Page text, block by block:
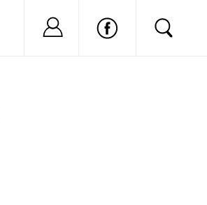
Nu ai cont?